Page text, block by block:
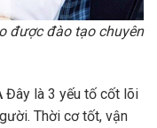
được đào tạo chuyên
Đây là 3 yếu tố cốt lõi
Thời cơ tốt, vận